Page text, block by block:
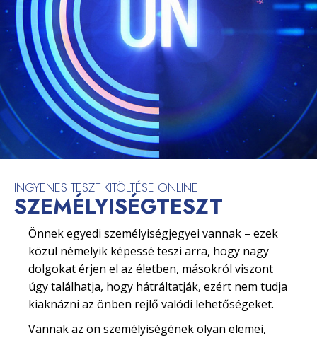
INGYENES TESZT KITÖLTÉSE ONLINE
SZEMÉLYISÉGTESZT
Önnek egyedi személyiségjegyei vannak – ezek
közül némelyik képessé teszi arra, hogy nagy
dolgokat érjen el az életben, másokról viszont
úgy találhatja, hogy hátráltatják, ezért nem tudja
kiaknázni az önben rejlő valódi lehetőségeket.
Vannak az ön személyiségének olyan elemei,